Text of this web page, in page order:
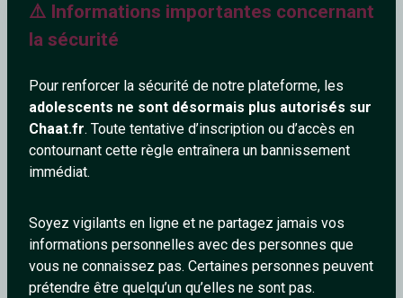
⚠️ Informations importantes concernant
la sécurité
Pour renforcer la sécurité de notre plateforme, les
adolescents ne sont désormais plus autorisés sur
Chaat.fr. Toute tentative d’inscription ou d’accès en
contournant cette règle entraînera un bannissement
immédiat.
Soyez vigilants en ligne et ne partagez jamais vos
informations personnelles avec des personnes que
vous ne connaissez pas. Certaines personnes peuvent
prétendre être quelqu’un qu’elles ne sont pas.
37 ans 32 ans
LeChinoisDeMelun Vampire32
44 ans